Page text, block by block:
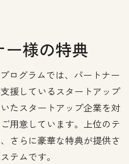
ー様の特典
ログラムでは、パートナー
援しているスタートアップ
たスタートアップ企業を対
用意しています。上位のテ
さらに豪華な特典が提供さ
テムです。